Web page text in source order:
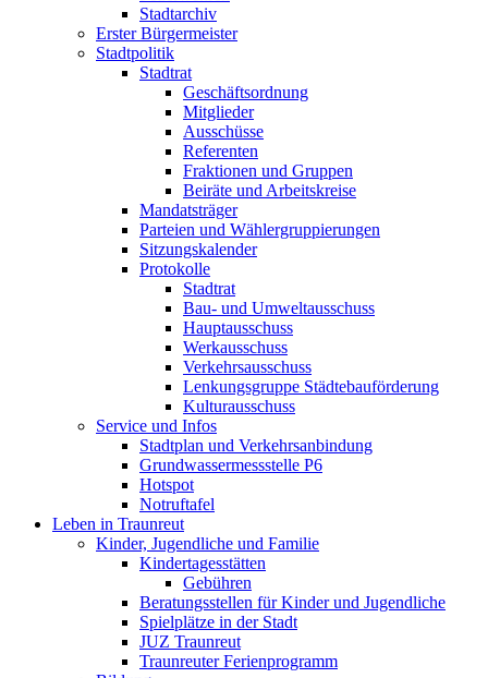
Stadtarchiv
Erster Bürgermeister
Stadtpolitik
Stadtrat
Geschäftsordnung
Mitglieder
Ausschüsse
Referenten
Fraktionen und Gruppen
Beiräte und Arbeitskreise
Mandatsträger
Parteien und Wählergruppierungen
Sitzungskalender
Protokolle
Stadtrat
Bau- und Umweltausschuss
Hauptausschuss
Werkausschuss
Verkehrsausschuss
Lenkungsgruppe Städtebauförderung
Kulturausschuss
Service und Infos
Stadtplan und Verkehrsanbindung
Grundwassermessstelle P6
Hotspot
Notruftafel
Leben in Traunreut
Kinder, Jugendliche und Familie
Kindertagesstätten
Gebühren
Beratungsstellen für Kinder und Jugendliche
Spielplätze in der Stadt
JUZ Traunreut
Traunreuter Ferienprogramm